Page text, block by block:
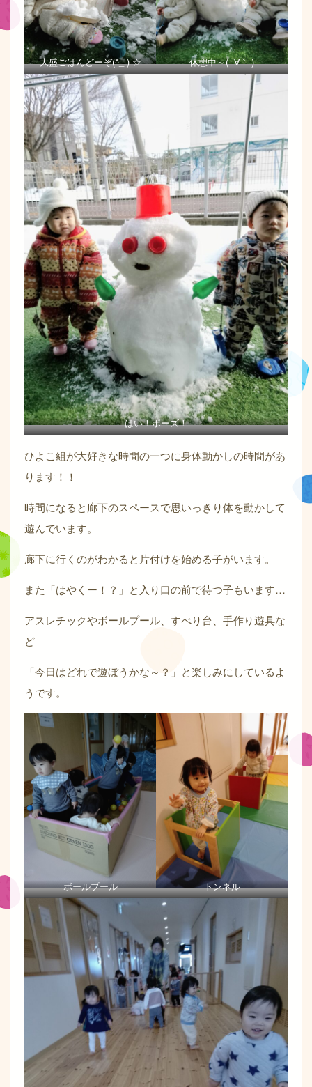
大盛ごはんどーぞ(^_-)-☆ 休憩中～( ´∀｀ )
はい！ポーズ！
ひよこ組が大好きな時間の一つに身体動かしの時間があ
ります！！
時間になると廊下のスペースで思いっきり体を動かして
遊んでいます。
廊下に行くのがわかると片付けを始める子がいます。
また「はやくー！？」と入り口の前で待つ子もいます…
アスレチックやボールプール、すべり台、手作り遊具な
ど
「今日はどれで遊ぼうかな～？」と楽しみにしているよ
うです。
ボールプール トンネル